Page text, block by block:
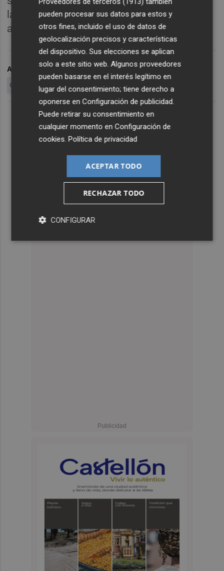
la económica, tan solo que ambas han sido
aceptadas por la mesa de contratación.
ARCHIVADO EN AJUNTAMENT DE VILA-REAL BES
CESPA
URBASER
pueden procesar sus datos para estos y
otros fines, incluido el uso de datos de
geolocalización precisos y características
del dispositivo. Sus elecciones se aplican
solo a este sitio web. Algunos proveedores
pueden basarse en el interés legítimo en
lugar del consentimiento; tiene derecho a
oponerse enConfiguración de publicidad.
Puede retirar su consentimiento en
cualquier momento enConfiguración de
cookies.Política de privacidad
ACEPTAR TODO
RECHAZAR TODO
CONFIGURAR